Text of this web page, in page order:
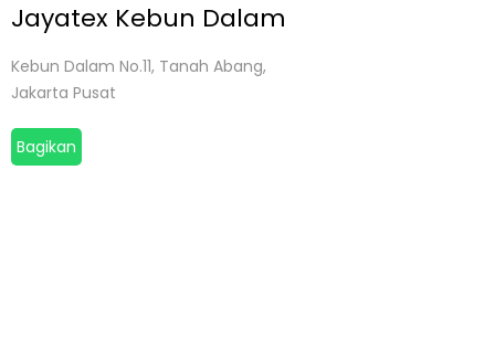
Jayatex Kebun Dalam
Kebun Dalam No.11, Tanah Abang,
Jakarta Pusat
Bagikan